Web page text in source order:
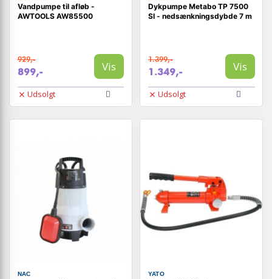
Vandpumpe til afløb -
AWTOOLS AW85500
929,-
899,- Vis
Udsolgt
Dykpumpe Metabo TP 7500
SI - nedsænkningsdybde 7 m
1.399,-
1.349,- Vis
Udsolgt
NAC YATO